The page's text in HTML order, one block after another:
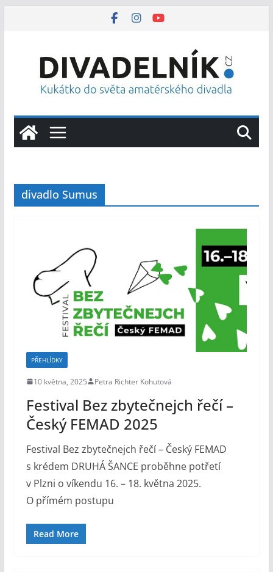
divadlo Sumus
PŘEHLÍDKY
10 května, 2025 Petra Richter Kohutová
Festival Bez zbytečnejch řečí –
Český FEMAD 2025
Festival Bez zbytečnejch řečí – Český FEMAD
s krédem DRUHÁ ŠANCE proběhne potřetí
v Plzni o víkendu 16. – 18. května 2025.
O přímém postupu
Read More